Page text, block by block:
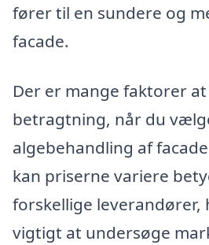
fører til en sundere og
facade.
Der er mange faktorer
betragtning, når du
algebehandling af
kan priserne variere
forskellige leverandører,
vigtigt at undersøge